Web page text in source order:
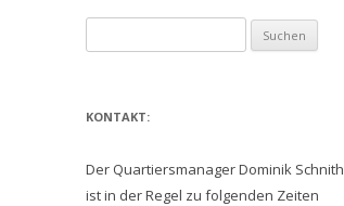
nach:
KONTAKT:
Der Quartiersmanager Dominik Schnith
ist in der Regel zu folgenden Zeiten